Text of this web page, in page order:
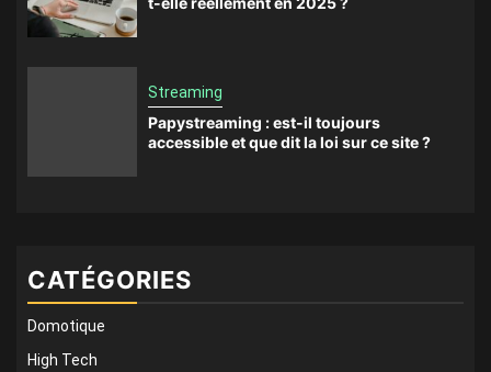
Streaming
Papystreaming : est-il toujours
accessible et que dit la loi sur ce site ?
CATÉGORIES
Domotique
High Tech